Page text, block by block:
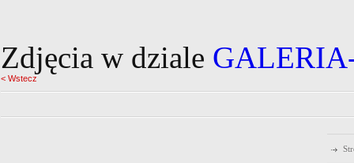
Zdjęcia w dziale
< Wstecz